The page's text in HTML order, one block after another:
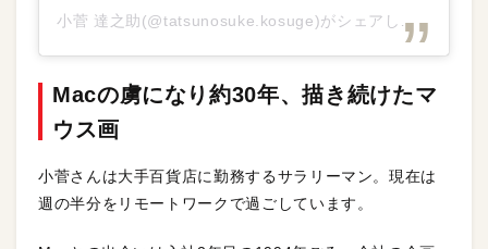
小菅 達之助(@tatsunosuke.kosuge)がシェアした投稿
Macの虜になり約30年、描き続けたマ
ウス画
小菅さんは大手百貨店に勤務するサラリーマン。現在は
週の半分をリモートワークで過ごしています。